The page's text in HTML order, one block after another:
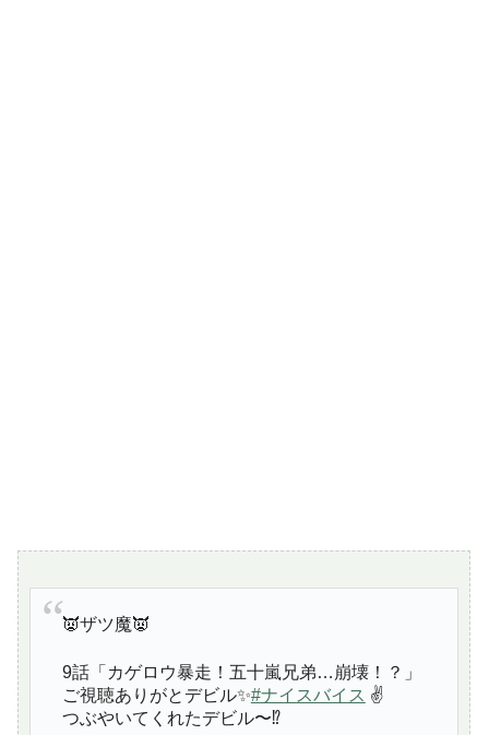
👿ザツ魔👿
9話「カゲロウ暴走！五十嵐兄弟…崩壊！？」
ご視聴ありがとデビル✨#ナイスバイス ✌️
つぶやいてくれたデビル〜⁉️